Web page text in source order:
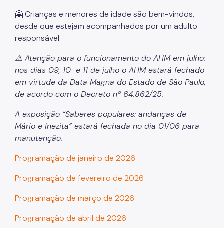
🤗 Crianças e menores de idade são bem-vindos,
desde que estejam acompanhados por um adulto
responsável.
⚠️ Atenção para o funcionamento do AHM em julho:
nos dias 09, 10 e 11 de julho o AHM estará fechado
em virtude da Data Magna do Estado de São Paulo,
de acordo com o Decreto nº 64.862/25.
A exposição “Saberes populares: andanças de
Mário e Inezita” estará fechada no dia 01/06 para
manutenção.
Programação de janeiro de 2026
Programação de fevereiro de 2026
Programação de março de 2026
Programação de abril de 2026